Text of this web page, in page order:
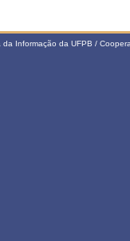
Informação da UFPB /